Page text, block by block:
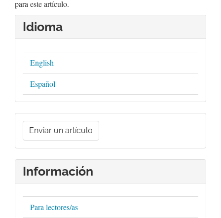
para este artículo.
Idioma
English
Español
Enviar
artículo
Enviar un artículo
Información
Para lectores/as